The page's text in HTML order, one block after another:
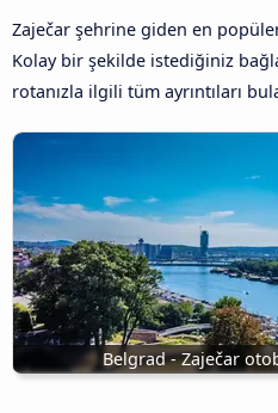
Zaječar şehrine giden en
Kolay bir şekilde istediğiniz
rotanızla ilgili tüm ayrıntıları
Belgrad - Zaječar